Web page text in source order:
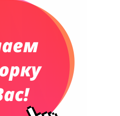
книжки
и ноутбуков
промо